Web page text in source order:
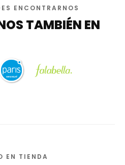
ENCONTRARNOS
TAMBIÉN EN
EN TIENDA